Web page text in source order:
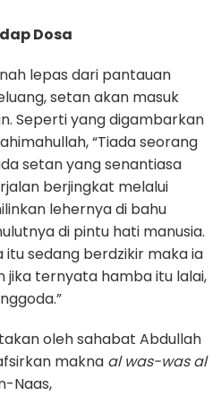
Dosa
lepas dari pantauan
setan akan masuk
Seperti yang digambarkan
“Tiada seorang
setan yang senantiasa
berjingkat melalui
lehernya di bahu
di pintu hati manusia.
sedang berdzikir maka ia
jika ternyata hamba itu lalai,
oleh sahabat Abdullah
makna al was-was al
Naas,